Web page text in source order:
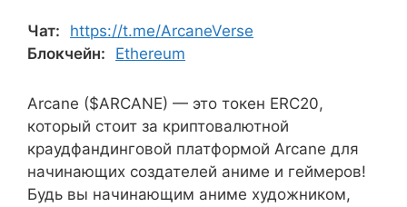
Чат:
https://t.me/ArcaneVerse
Блокчейн:
Ethereum
Arcane ($ARCANE) — это токен ERC20,
который стоит за криптовалютной
краудфандинговой платформой Arcane для
начинающих создателей аниме и геймеров!
Будь вы начинающим аниме художником,